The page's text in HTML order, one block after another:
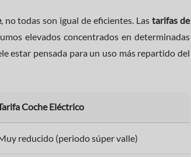
, no todas son igual de eficientes. Lastarifas de
elevados concentrados en determinadas
estar pensada para un uso más repartido del
Coche Eléctrico
reducido (periodo súper valle)